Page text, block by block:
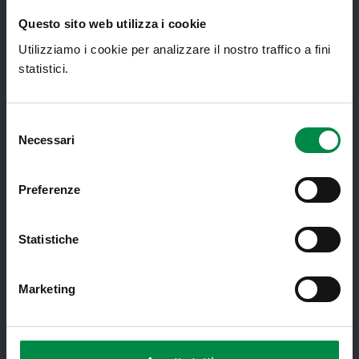
Questo sito web utilizza i cookie
Utilizziamo i cookie per analizzare il nostro traffico a fini
statistici.
delNecessari
Preferenze
Statistiche
Marketing
Direzione Assistenza Farmaceutica
Finanziamenti
Lauree Professioni Sanitarie
Punto Unico di Accesso integrato
Ritiro Referti
Screening oncologici
SPID - Sistema Pubblico di Identità
Digitale